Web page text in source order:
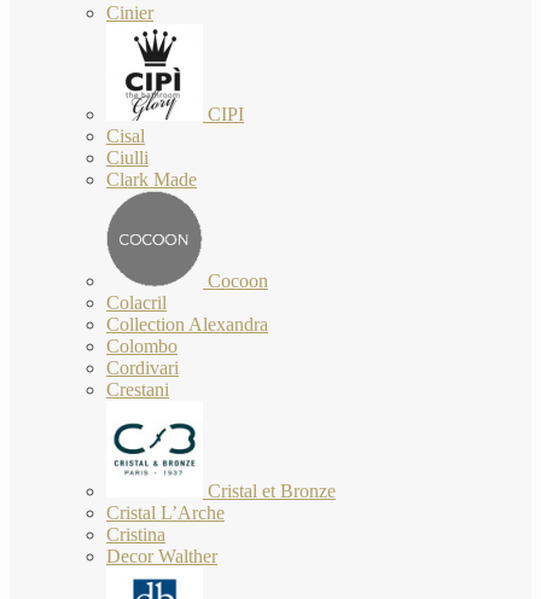
Cinier
CIPI
Cisal
Ciulli
Clark Made
Cocoon
Colacril
Collection Alexandra
Colombo
Cordivari
Crestani
Cristal et Bronze
Cristal L’Arche
Cristina
Decor Walther